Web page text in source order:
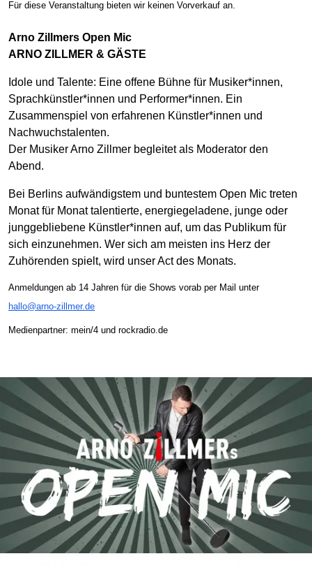
Für diese Veranstaltung bieten wir keinen Vorverkauf an.
Arno Zillmers Open Mic
ARNO ZILLMER & GÄSTE
Idole und Talente: Eine offene Bühne für Musiker*innen,
Sprachkünstler*innen und Performer*innen. Ein
Zusammenspiel von erfahrenen Künstler*innen und
Nachwuchstalenten.
Der Musiker Arno Zillmer begleitet als Moderator den
Abend.
Bei Berlins aufwändig­stem und buntestem Open Mic treten
Monat für Monat talentierte, energie­ge­ladene, junge oder
jung­geblie­bene Künstler*innen auf, um das Publikum für
sich ein­zu­nehmen. Wer sich am meisten ins Herz der
Zuhören­den spielt, wird unser Act des Monats.
Anmeldungen ab 14 Jahren für die Shows vorab per Mail unter
hallo@arno-zillmer.de
Medienpartner: mein/4 und rockradio.de